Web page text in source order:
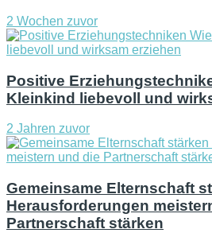
2 Wochen zuvor
Positive
Kleinkind liebevoll und
2 Jahren zuvor
Gemeinsame Elternschaft
Herausforderungen
Partnerschaft stärken